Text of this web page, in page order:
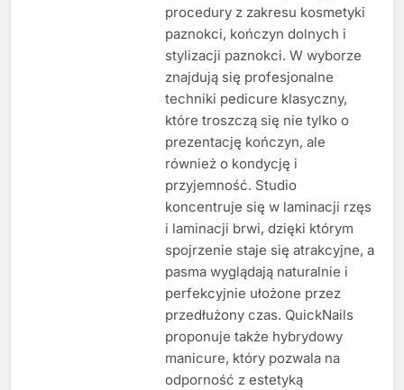
procedury z zakresu kosmetyki
paznokci, kończyn dolnych i
stylizacji paznokci. W wyborze
znajdują się profesjonalne
techniki pedicure klasyczny,
które troszczą się nie tylko o
prezentację kończyn, ale
również o kondycję i
przyjemność. Studio
koncentruje się w laminacji rzęs
i laminacji brwi, dzięki którym
spojrzenie staje się atrakcyjne, a
pasma wyglądają naturalnie i
perfekcyjnie ułożone przez
przedłużony czas. QuickNails
proponuje także hybrydowy
manicure, który pozwala na
odporność z estetyką